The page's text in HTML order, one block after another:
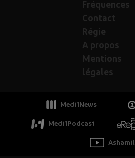
Fréquences
Contact
Régie
A propos
Mentions
légales
Medi1News
Medi1Podcast
Ashamil